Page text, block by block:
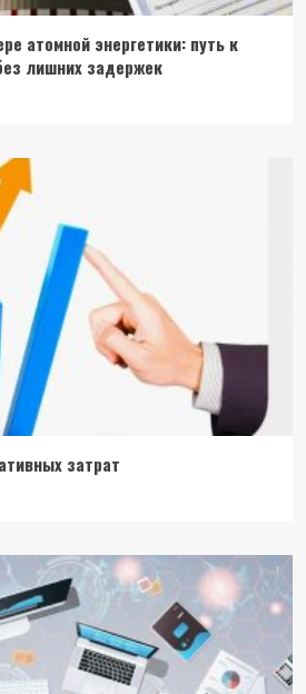
атомной энергетики: путь к
лишних задержек
затрат